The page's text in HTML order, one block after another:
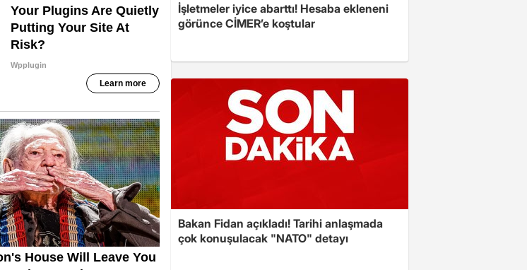
İşletmeler iyice abarttı! Hesaba ekleneni
görünce CİMER’e koştular
Bakan Fidan açıkladı! Tarihi anlaşmada
çok konuşulacak "NATO" detayı